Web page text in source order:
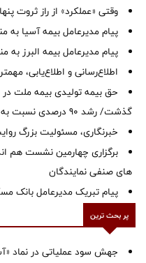
وقتی «عملکرد» از راز ثروت
پیام مدیرعامل بیمه آسیا به
پیام مدیرعامل بیمه البرز به
اطلاع‌رسانی و اطلاع‌یابی،
گذشت/ رشد 90 درصدی نسبت به مدت مشابه سال گذشته
خبرنگاری، مسئولیت بزرگ
برگزاری چهارمین نشست هم
های صنفی نمایندگان
پیام تبریک مدیرعامل بانک
پر بحث ترین
جهش سود عملیاتی در نماد